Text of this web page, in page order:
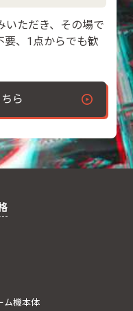
いただき、その場で
要、1点からでも歓
ら
ム機本体